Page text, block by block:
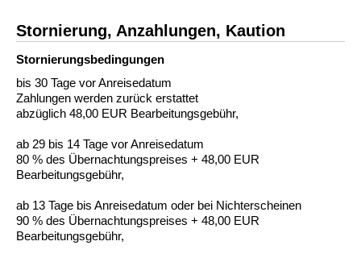
Stornierung, Anzahlungen, Kaution
Stornierungs­bedingungen
bis 30 Tage vor Anreisedatum
Zahlungen werden zurück erstattet
abzüglich 48,00 EUR Bearbeitungsgebühr,
ab 29 bis 14 Tage vor Anreisedatum
80 % des Übernachtungspreises + 48,00 EUR
Bearbeitungsgebühr,
ab 13 Tage bis Anreisedatum oder bei Nichterscheinen
90 % des Übernachtungspreises + 48,00 EUR
Bearbeitungsgebühr,